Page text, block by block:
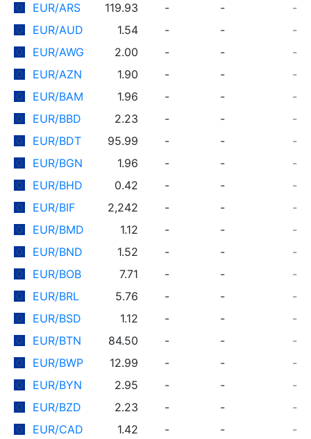
EUR/ARS
119.93 - -
-
EUR/AUD
1.54 - -
-
EUR/AWG
2.00 - -
-
EUR/AZN
1.90 - -
-
EUR/BAM
1.96 - -
-
EUR/BBD
2.23 - -
-
EUR/BDT
95.99 - -
-
EUR/BGN
1.96 - -
-
EUR/BHD
0.42 - -
-
EUR/BIF
2,242 - -
-
EUR/BMD
1.12 - -
-
EUR/BND
1.52 - -
-
EUR/BOB
7.71 - -
-
EUR/BRL
5.76 - -
-
EUR/BSD
1.12 - -
-
EUR/BTN
84.50 - -
-
EUR/BWP
12.99 - -
-
EUR/BYN
2.95 - -
-
EUR/BZD
2.23 - -
-
EUR/CAD
1.42 - -
-